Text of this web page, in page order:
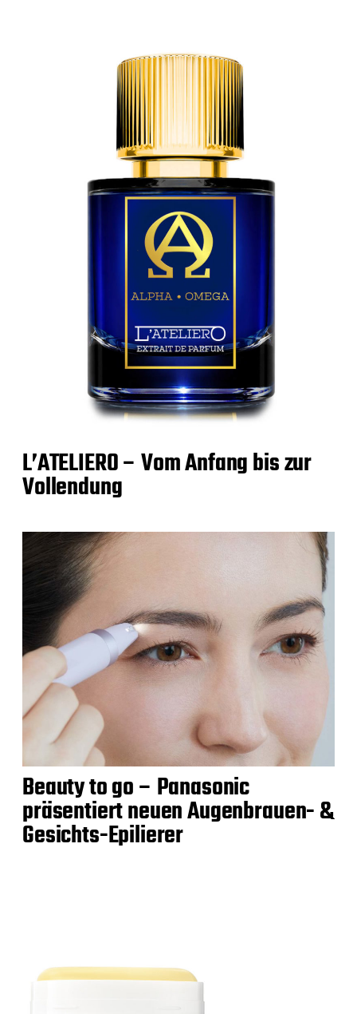
L’ATELIERO – Vom Anfang bis zur
Vollendung
Beauty to go – Panasonic
präsentiert neuen Augenbrauen- &
Gesichts-Epilierer